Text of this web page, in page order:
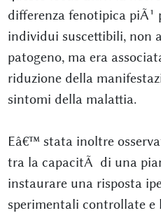
differenza fenotipica piÃ¹
individui suscettibili, non
patogeno, ma era
riduzione della
sintomi della malattia.
Eâ€™ stata inoltre
tra la capacitÃ di una
instaurare una risposta
sperimentali controllate